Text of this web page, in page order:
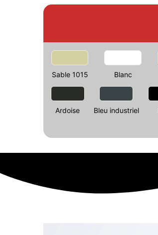
Sable 1015 Blanc
Ardoise Bleu industriel